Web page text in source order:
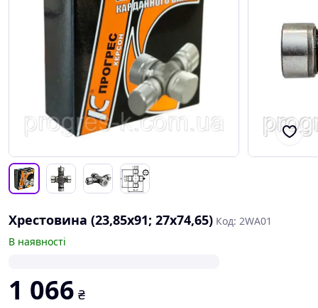
Хрестовина (23,85х91; 27х74,65) Код: 2WА01
В наявності
1 066 ₴